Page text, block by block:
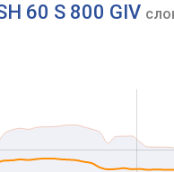
60 S 800 GIV